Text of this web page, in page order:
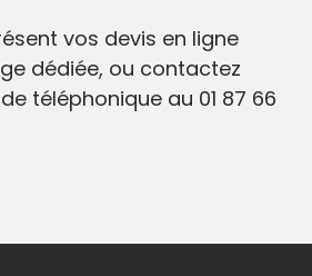
vos devis en ligne
dédiée, ou contactez
téléphonique au 01 87 66